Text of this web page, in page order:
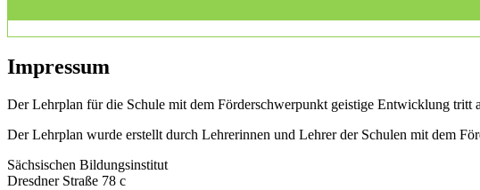
Impressum
Der Lehrplan für die Schule mit dem Förderschwerpunkt geistige Entwicklung tritt
Der Lehrplan wurde erstellt durch Lehrerinnen und Lehrer der Schulen mit dem
Sächsischen Bildungsinstitut
Dresdner Straße 78 c